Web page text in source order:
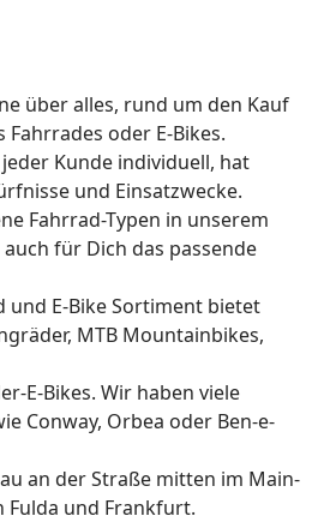
über alles, rund um den Kauf
Fahrrades oder E-Bikes.
Kunde individuell, hat
und Einsatzwecke.
Fahrrad-Typen in unserem
für Dich das passende
und E-Bike Sortiment bietet
MTB Mountainbikes,
E-Bikes. Wir haben viele
Conway, Orbea oder Ben-e-
an der Straße mitten im Main-
Fulda und Frankfurt.